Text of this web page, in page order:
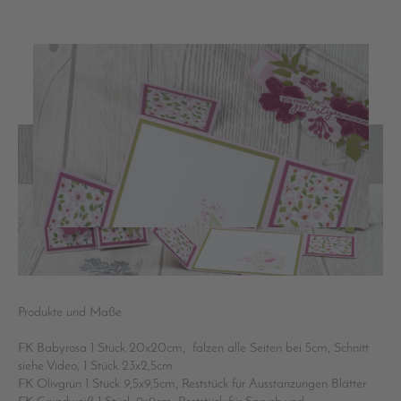
Produkte und Maße
FK Babyrosa 1 Stück 20x20cm, falzen alle Seiten bei 5cm, Schnitt
siehe Video, 1 Stück 23x2,5cm
FK Olivgrün 1 Stück 9,5x9,5cm, Reststück für Ausstanzungen Blätter